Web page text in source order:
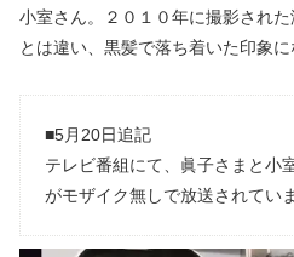
小室さん。２０１０年に撮影され
とは違い、黒髪で落ち着いた印象に
■5月20日追記
テレビ番組にて、眞子さまと小
がモザイク無しで放送されていま